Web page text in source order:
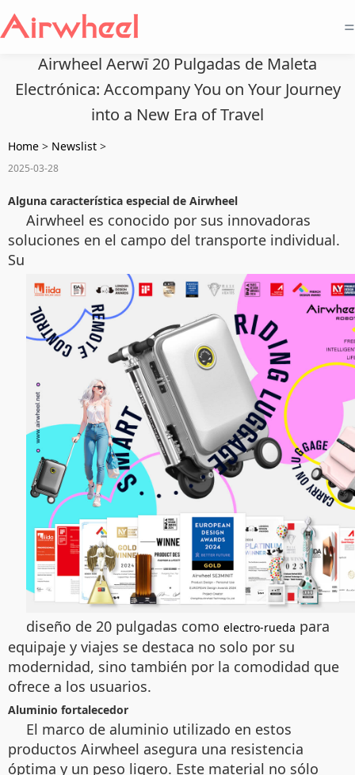
=
Airwheel Aerwī 20 Pulgadas de Maleta
Electrónica: Accompany You on Your Journey
into a New Era of Travel
Home > Newslist >
2025-03-28
Alguna característica especial de Airwheel
Airwheel es conocido por sus innovadoras
soluciones en el campo del transporte individual.
Su
diseño de 20 pulgadas como electro-rueda para
equipaje y viajes se destaca no solo por su
modernidad, sino también por la comodidad que
ofrece a los usuarios.
Aluminio fortalecedor
El marco de aluminio utilizado en estos
productos Airwheel asegura una resistencia
óptima y un peso ligero. Este material no sólo